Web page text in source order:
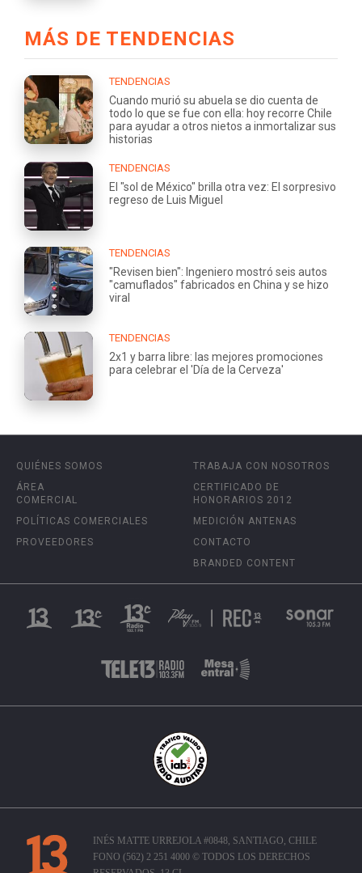
MÁS DE TENDENCIAS
TENDENCIAS
Cuando murió su abuela se dio cuenta de
todo lo que se fue con ella: hoy recorre Chile
para ayudar a otros nietos a inmortalizar sus
historias
TENDENCIAS
El "sol de México" brilla otra vez: El sorpresivo
regreso de Luis Miguel
TENDENCIAS
"Revisen bien": Ingeniero mostró seis autos
"camuflados" fabricados en China y se hizo
viral
TENDENCIAS
2x1 y barra libre: las mejores promociones
para celebrar el 'Día de la Cerveza'
QUIÉNES SOMOS
ÁREA
COMERCIAL
POLÍTICAS COMERCIALES
PROVEEDORES
TRABAJA CON NOSOTROS
CERTIFICADO DE
HONORARIOS 2012
MEDICIÓN ANTENAS
CONTACTO
BRANDED CONTENT
INÉS MATTE URREJOLA #0848, SANTIAGO, CHILE
FONO (562) 2 251 4000 © TODOS LOS DERECHOS